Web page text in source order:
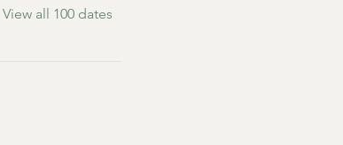
View all 100 dates